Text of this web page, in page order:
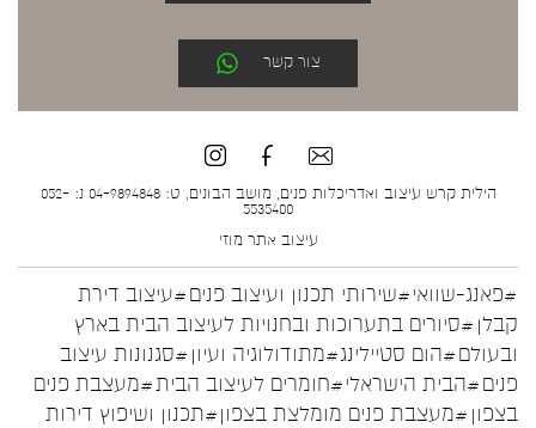
צור קשר
הילית קרש עיצוב ואדריכלות פנים, מושב הבונים, ט: 04-9894848 נ: 052-
5535400
עיצוב אתר מוזי
#פאנג-שוואי#שירותי תכנון ועיצוב פנים#עיצוב דירת
קבלן #סיורים בתערוכות ובחנויות לעיצוב הבית בארץ
ובעולם#הום סטיילינג#מתודולוגיה ועיון #סגנונות עיצוב
פנים#הבית הישראלי#חומרים לעיצוב הבית#מעצבת פנים
בצפון #מעצבת פנים מומלצת בצפון#תכנון ושיפוץ דירות